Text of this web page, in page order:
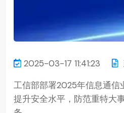
2025-03-17 11:41:23
工信部部署2025年信息通信
提升安全水平，防范重特大